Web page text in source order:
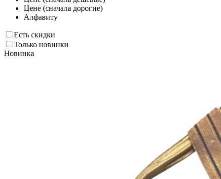
Цене (сначала дорогие)
Алфавиту
Есть скидки
Только новинки
Новинка